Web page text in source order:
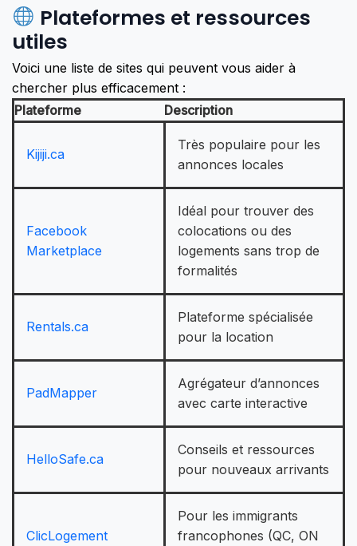
Plateformes et ressources
utiles
Voici une liste de sites qui peuvent vous aider à
chercher plus efficacement :
Plateforme
Description
Kijiji.ca
Très populaire pour les
annonces locales
Facebook
Marketplace
Idéal pour trouver des
colocations ou des
logements sans trop de
formalités
Rentals.ca
Plateforme spécialisée
pour la location
PadMapper
Agrégateur d’annonces
avec carte interactive
HelloSafe.ca
Conseils et ressources
pour nouveaux arrivants
ClicLogement
Pour les immigrants
francophones (QC, ON